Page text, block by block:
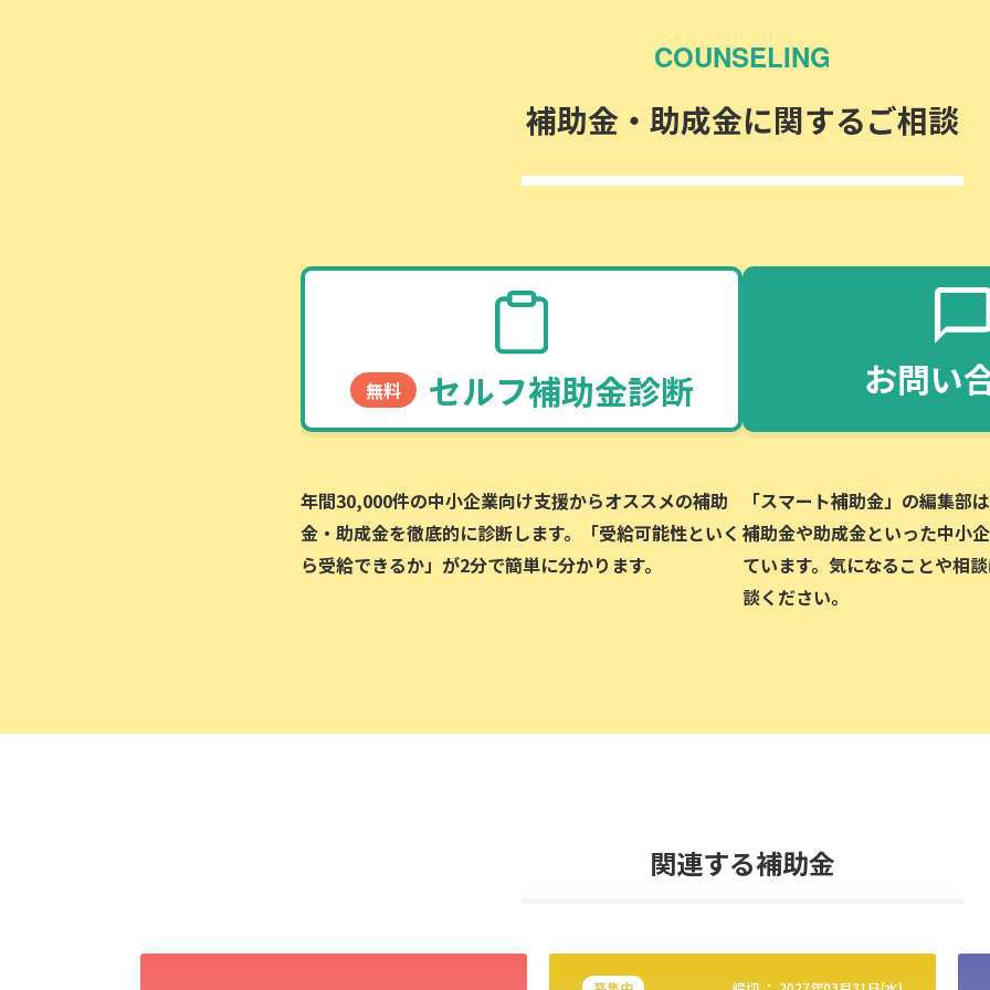
COUNSELING
補助金・助成金に関するご相談
無料 セルフ補助金診断
年間30,000件の中小企業向け支援からオススメの補助
金・助成金を徹底的に診断します。「受給可能性といく
ら受給できるか」が2分で簡単に分かります。
お問い
「スマート補助金」の編集部
補助金や助成金といった中小
ています。気になることや相
談ください。
関連する補助金